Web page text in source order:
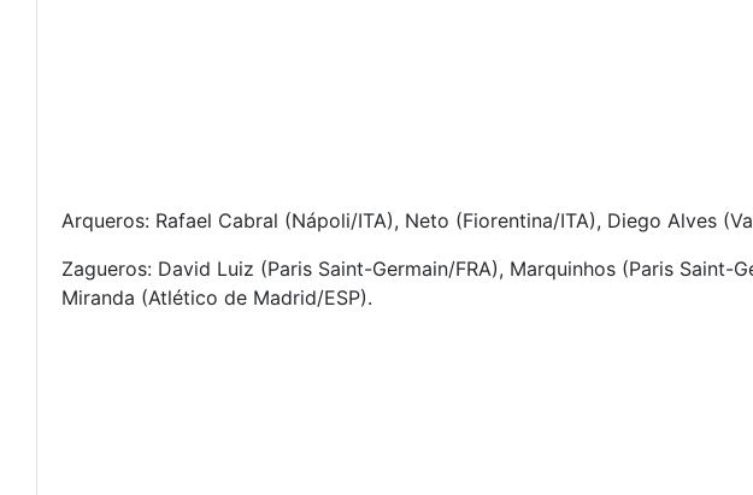
Arqueros: Rafael Cabral (Nápoli/ITA), Neto (Fiorentina/ITA), Diego Alves
Zagueros: David Luiz (Paris Saint-Germain/FRA), Marquinhos (Paris Saint-
Miranda (Atlético de Madrid/ESP).